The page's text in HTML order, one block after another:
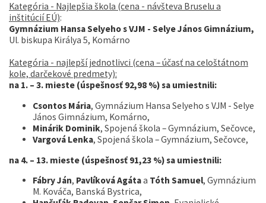
Kategória - Najlepšia škola (cena - návšteva Bruselu a
inštitúcií EÚ):
Gymnázium Hansa Selyeho s VJM - Selye János Gimnázium,
Ul. biskupa Királya 5, Komárno
Kategória - najlepší jednotlivci (cena – účasť na celoštátnom
kole, darčekové predmety):
na 1. – 3. mieste (úspešnosť 92,98 %) sa umiestnili:
Csontos Mária, Gymnázium Hansa Selyeho s VJM - Selye
János Gimnázium, Komárno,
Minárik Dominik, Spojená škola – Gymnázium, Sečovce,
Vargová Lenka, Spojená škola – Gymnázium, Sečovce,
na 4. – 13. mieste (úspešnosť 91,23 %) sa umiestnili:
Fábry Ján, Pavlíková Agátaa Tóth Samuel, Gymnázium
M. Kováča, Banská Bystrica,